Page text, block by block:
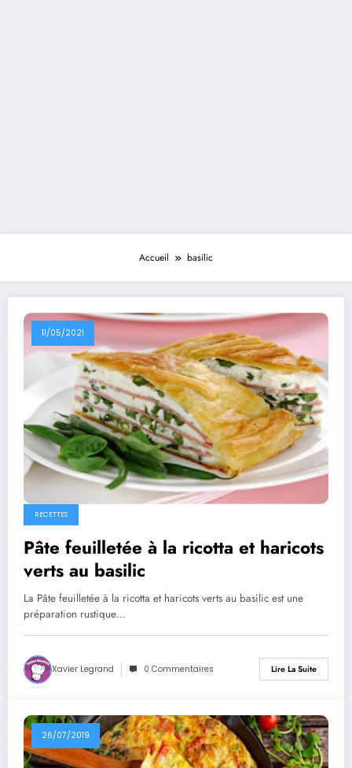
Accueil basilic
11/05/2021
RECETTES
Pâte feuilletée à la ricotta et haricots
verts au basilic
La Pâte feuilletée à la ricotta et haricots verts au basilic est une
préparation rustique…
Xavier Legrand 0 Commentaires Lire La Suite
26/07/2019